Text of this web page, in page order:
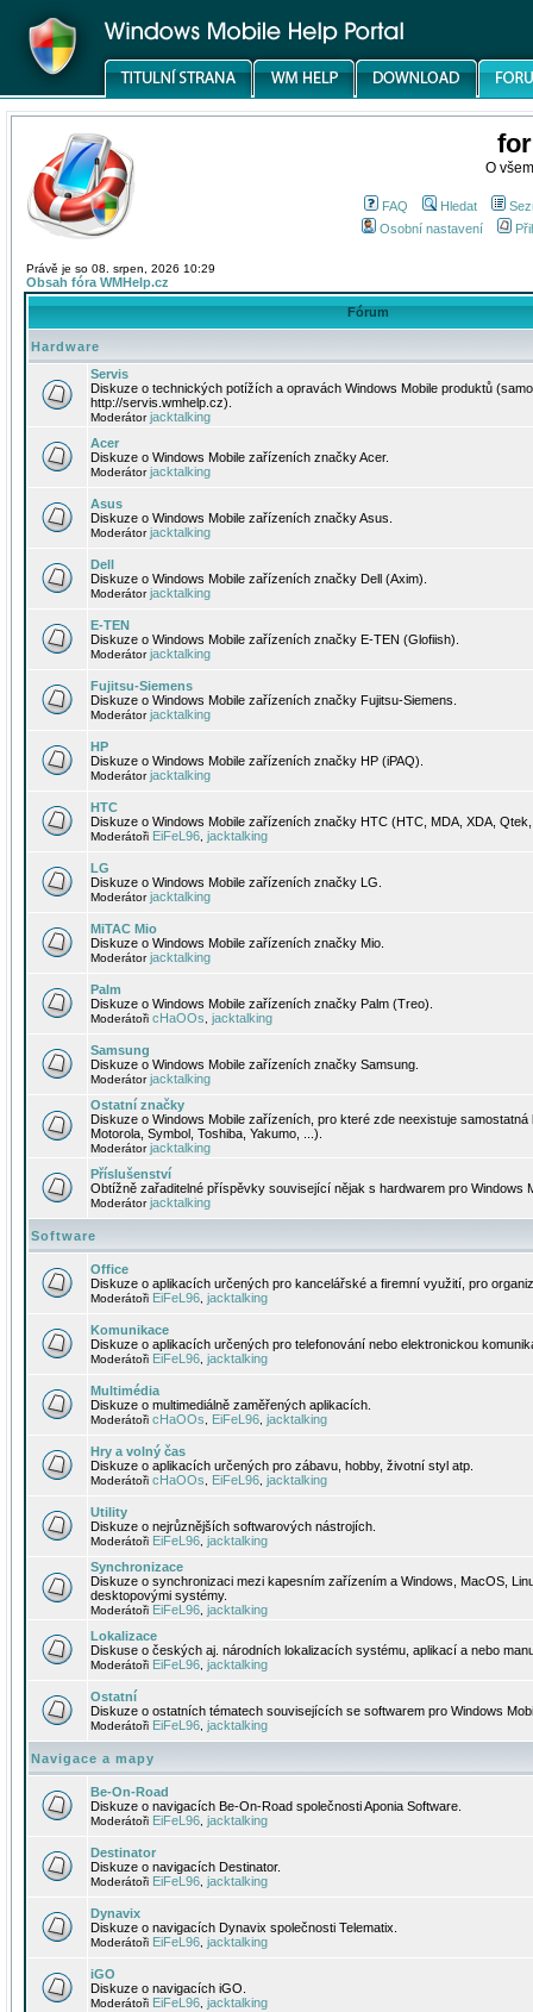
O
FAQ Hledat
Osobní nastavení
Právě je so 08. srpen, 2026 10:29
Obsah fóra WMHelp.cz
Fórum
Hardware
Servis
Diskuze o technických potížích a opravách Windows Mobile produktů
http://servis.wmhelp.cz).
Moderátorjacktalking
Acer
Diskuze o Windows Mobile zařízeních značky Acer.
Moderátorjacktalking
Asus
Diskuze o Windows Mobile zařízeních značky Asus.
Moderátorjacktalking
Dell
Diskuze o Windows Mobile zařízeních značky Dell (Axim).
Moderátorjacktalking
E-TEN
Diskuze o Windows Mobile zařízeních značky E-TEN (Glofiish).
Moderátorjacktalking
Fujitsu-Siemens
Diskuze o Windows Mobile zařízeních značky Fujitsu-Siemens.
Moderátorjacktalking
HP
Diskuze o Windows Mobile zařízeních značky HP (iPAQ).
Moderátorjacktalking
HTC
Diskuze o Windows Mobile zařízeních značky HTC (HTC, MDA, XDA,
Moderátoři EiFeL96 jacktalking
LG
Diskuze o Windows Mobile zařízeních značky LG.
Moderátorjacktalking
MiTAC Mio
Diskuze o Windows Mobile zařízeních značky Mio.
Moderátorjacktalking
Palm
Diskuze o Windows Mobile zařízeních značky Palm (Treo).
Moderátoři cHaOOs jacktalking
Samsung
Diskuze o Windows Mobile zařízeních značky Samsung.
Moderátorjacktalking
Ostatní značky
Diskuze o Windows Mobile zařízeních, pro které zde neexistuje
Motorola, Symbol, Toshiba, Yakumo, ...).
Moderátorjacktalking
Příslušenství
Obtížně zařaditelné příspěvky související nějak s hardwarem pro Windows
Moderátorjacktalking
Software
Office
Diskuze o aplikacích určených pro kancelářské a firemní využití, pro
Moderátoři EiFeL96 jacktalking
Komunikace
Diskuze o aplikacích určených pro telefonování nebo elektronickou
Moderátoři EiFeL96 jacktalking
Multimédia
Diskuze o multimediálně zaměřených aplikacích.
Moderátoři cHaOOs EiFeL96 jacktalking
Hry a volný čas
Diskuze o aplikacích určených pro zábavu, hobby, životní styl atp.
Moderátoři cHaOOs EiFeL96 jacktalking
Utility
Diskuze o nejrůznějších softwarových nástrojích.
Moderátoři EiFeL96 jacktalking
Synchronizace
Diskuze o synchronizaci mezi kapesním zařízením a Windows, MacOS,
desktopovými systémy.
Moderátoři EiFeL96 jacktalking
Lokalizace
Diskuse o českých aj. národních lokalizacích systému, aplikací a nebo
Moderátoři EiFeL96 jacktalking
Ostatní
Diskuze o ostatních tématech souvisejících se softwarem pro Windows
Moderátoři EiFeL96 jacktalking
Navigace a mapy
Be-On-Road
Diskuze o navigacích Be-On-Road společnosti Aponia Software.
Moderátoři EiFeL96 jacktalking
Destinator
Diskuze o navigacích Destinator.
Moderátoři EiFeL96 jacktalking
Dynavix
Diskuze o navigacích Dynavix společnosti Telematix.
Moderátoři EiFeL96 jacktalking
iGO
Diskuze o navigacích iGO.
Moderátoři EiFeL96 jacktalking